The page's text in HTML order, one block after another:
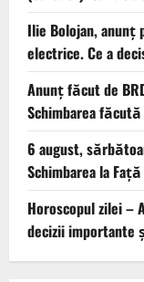
Ilie Bolojan, anunț
electrice. Ce a
Anunț făcut de
Schimbarea
6 august,
Schimbarea la
Horoscopul zilei –
decizii importante